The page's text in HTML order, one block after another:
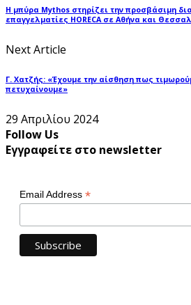
Η μπύρα Mythos στηρίζει την προσβάσιμη
επαγγελματίες HORECA σε Αθήνα και
Next Article
Γ. Χατζής: «Έχουμε την αίσθηση πως
πετυχαίνουμε»
29 Απριλίου 2024
Follow Us
Εγγραφείτε στο newsletter
Email Address *